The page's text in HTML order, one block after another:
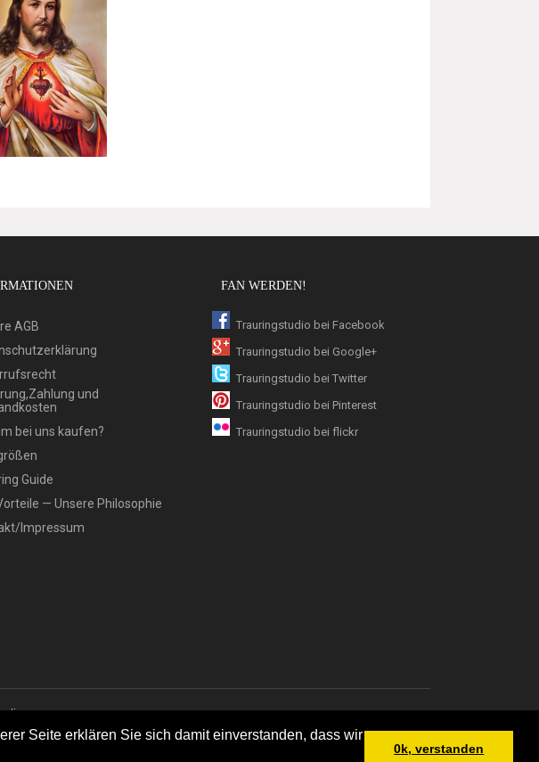
Seite erklären Sie sich damit einverstanden, dass wir
0k, verstanden
AGB
und
bei uns kaufen?
Guide
— Unsere Philosophie
Impressum
FAN WERDEN!
Trauringstudio bei Facebook
Trauringstudio bei Google+
Trauringstudio bei Twitter
Trauringstudio bei Pinterest
Trauringstudio bei flickr
Aktionen | News Sitemap